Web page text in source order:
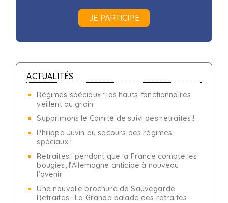
JE PARTICIPE
ACTUALITÉS
Régimes spéciaux : les hauts-fonctionnaires
veillent au grain
Supprimons le Comité de suivi des retraites !
Philippe Juvin au secours des régimes
spéciaux !
Retraites : pendant que la France compte les
bougies, l’Allemagne anticipe à nouveau
l’avenir
Une nouvelle brochure de Sauvegarde
Retraites : La Grande balade des retraites